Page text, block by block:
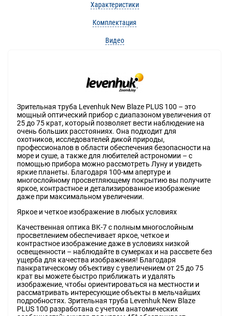
Характеристики
Комплектация
Видео
Зрительная труба Levenhuk New Blaze PLUS 100 – это
мощный оптический прибор с диапазоном увеличения от
25 до 75 крат, который позволяет вести наблюдение на
очень больших расстояниях. Она подходит для
охотников, исследователей дикой природы,
профессионалов в области обеспечения безопасности на
море и суше, а также для любителей астрономии – с
помощью прибора можно рассмотреть Луну и увидеть
яркие планеты. Благодаря 100-мм апертуре и
многослойному просветляющему покрытию вы получите
яркое, контрастное и детализированное изображение
даже при максимальном увеличении.
Яркое и четкое изображение в любых условиях
Качественная оптика BK-7 с полным многослойным
просветлением обеспечивает яркое, четкое и
контрастное изображение даже в условиях низкой
освещенности – наблюдайте в сумерках и на рассвете без
ущерба для качества изображения! Благодаря
панкратическому объективу с увеличением от 25 до 75
крат вы можете быстро приближать и удалять
изображение, чтобы ориентироваться на местности и
рассматривать интересующие объекты в мельчайших
подробностях. Зрительная труба Levenhuk New Blaze
PLUS 100 разработана с учетом анатомических